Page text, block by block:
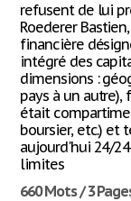
refusent de lui
Roederer
financière
intégré des
dimensions :
pays à un
était
boursier, etc.) et
aujourd'hui 24/
limites
660 Mots / 3